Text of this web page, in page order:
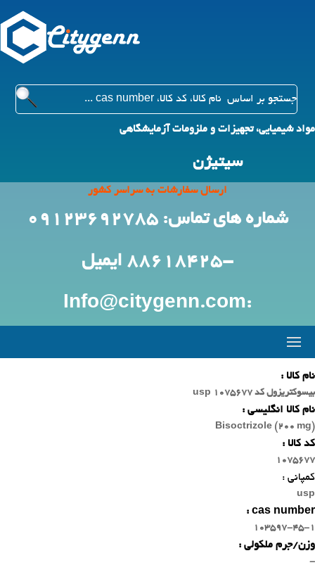
مواد شیمیایی، تجهیزات و ملزومات آزمایشگاهی
سیتیژن
ارسال سفارشات به سراسر کشور
شماره های تماس: 09123692785
-88618425 ایمیل
:Info@citygenn.com
نام کالا :
بیسوکتریزول کد 1075677 usp
نام کالا انگلیسی :
Bisoctrizole (200 mg)
کد کالا :
1075677
کمپانی :
usp
cas number :
103597-45-1
وزن/جرم ملکولی :
-